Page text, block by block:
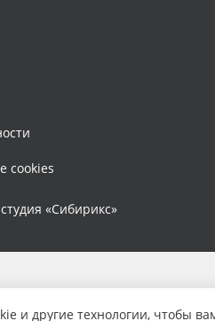
cookies
«Сибирикс»
и другие технологии, чтобы